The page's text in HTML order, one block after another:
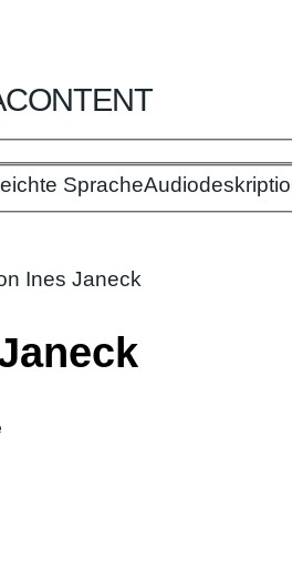
Ihre Spracheinstellungen:
Sprache